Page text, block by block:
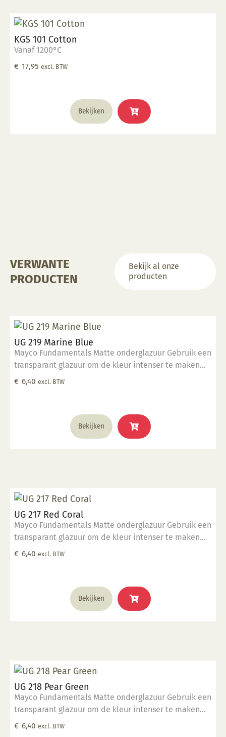
KGS 101 Cotton
Vanaf 1200°C
€ 17,95 excl. BTW
Bekijken
VERWANTE
PRODUCTEN
Bekijk al onze
producten
UG 219 Marine Blue
Mayco Fundamentals Matte onderglazuur Gebruik een
transparant glazuur om de kleur intenser te maken
Geschikt voor gebruiksgoed mits er een transparant
€ 6,40 excl. BTW
Bekijken
UG 217 Red Coral
Mayco Fundamentals Matte onderglazuur Gebruik een
transparant glazuur om de kleur intenser te maken
Geschikt voor gebruiksgoed mits er een transparant
€ 6,40 excl. BTW
Bekijken
UG 218 Pear Green
Mayco Fundamentals Matte onderglazuur Gebruik een
transparant glazuur om de kleur intenser te maken
Geschikt voor gebruiksgoed mits er een transparant
€ 6,40 excl. BTW